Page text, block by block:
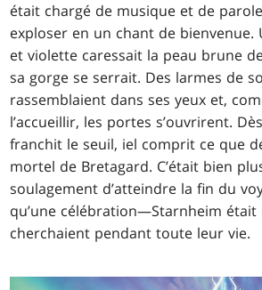
était chargé de musique et de
exploser en un chant de bienvenue.
et violette caressait la peau brune
sa gorge se serrait. Des larmes de
rassemblaient dans ses yeux et,
l’accueillir, les portes s’ouvrirent.
franchit le seuil, iel comprit ce que
mortel de Bretagard. C’était bien
soulagement d’atteindre la fin du
qu’une célébration—Starnheim
cherchaient pendant toute leur vie.